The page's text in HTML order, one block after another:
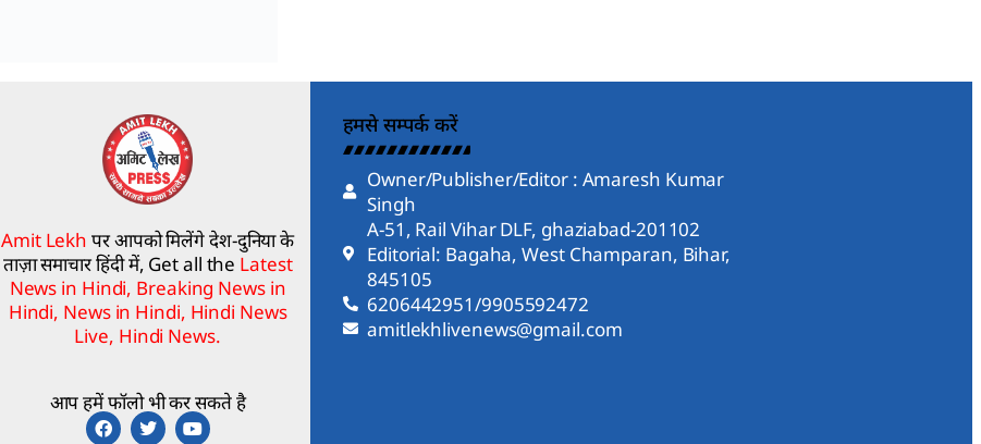
Amit Lekh पर आपको मिलेंगे देश-दुनिया के
ताज़ा समाचार हिंदी में, Get all the Latest
News in Hindi, Breaking News in
Hindi, News in Hindi, Hindi News
Live, Hindi News.
आप हमें फॉलो भी कर सकते है
हमसे सम्पर्क करें
Owner/Publisher/Editor : Amaresh Kumar
Singh
A-51, Rail Vihar DLF, ghaziabad-201102
Editorial: Bagaha, West Champaran, Bihar,
845105
6206442951/9905592472
amitlekhlivenews@gmail.com